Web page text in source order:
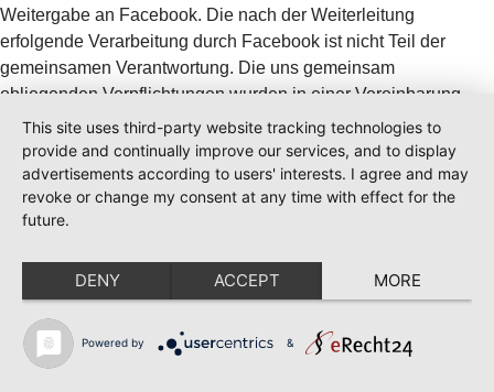
Weitergabe an Facebook. Die nach der Weiterleitung
erfolgende Verarbeitung durch Facebook ist nicht Teil der
gemeinsamen Verantwortung. Die uns gemeinsam
obliegenden Verpflichtungen wurden in einer Vereinbarung
über gemeinsame Verarbeitung festgehalten. Den Wortlaut der
Vereinbarung finden Sie unter:
https://www.facebook.com/legal/controller_addendum. Laut
dieser Vereinbarung sind wir für die Erteilung der
Datenschutzinformationen beim Einsatz des Facebook-Tools
Tools auf unserer Website verantwortlich. Für die
Datensicherheit der Facebook-Produkte ist Facebook
verantwortlich. Betroffenenrechte (z. B. Auskunftsersuchen)
hinsichtlich der bei Facebook verarbeiteten Daten können Sie
This site uses third-party website tracking technologies to
provide and continually improve our services, and to display
advertisements according to users' interests. I agree and may
revoke or change my consent at any time with effect for the
future.
DENY ACCEPT MORE
Powered by &